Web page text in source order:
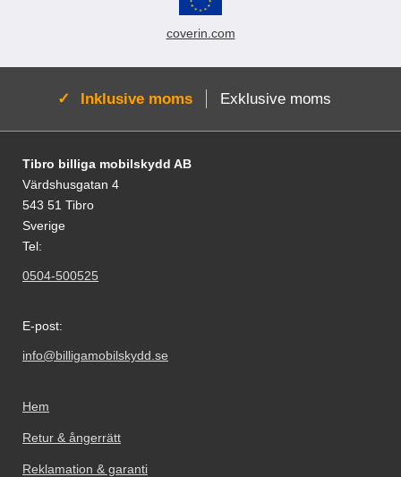
coverin.com
Aktiv:
Inklusive moms Exklusive moms
Sidfot Blandad info och länkar
Tibro billiga mobilskydd AB
Värdshusgatan 4
543 51 Tibro
Sverige
Tel:
0504-500525
E-post:
info@billigamobilskydd.se
Hem
Retur & ångerrätt
Reklamation & garanti